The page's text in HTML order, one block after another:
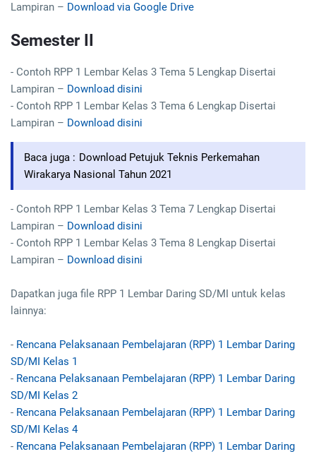
Lampiran – Download via Google Drive
Semester II
- Contoh RPP 1 Lembar Kelas 3 Tema 5 Lengkap Disertai
Lampiran – Download disini
- Contoh RPP 1 Lembar Kelas 3 Tema 6 Lengkap Disertai
Lampiran – Download disini
Baca juga : Download Petujuk Teknis Perkemahan
Wirakarya Nasional Tahun 2021
- Contoh RPP 1 Lembar Kelas 3 Tema 7 Lengkap Disertai
Lampiran – Download disini
- Contoh RPP 1 Lembar Kelas 3 Tema 8 Lengkap Disertai
Lampiran – Download disini
Dapatkan juga file RPP 1 Lembar Daring SD/MI untuk kelas
lainnya:
- Rencana Pelaksanaan Pembelajaran (RPP) 1 Lembar Daring
SD/MI Kelas 1
- Rencana Pelaksanaan Pembelajaran (RPP) 1 Lembar Daring
SD/MI Kelas 2
- Rencana Pelaksanaan Pembelajaran (RPP) 1 Lembar Daring
SD/MI Kelas 4
- Rencana Pelaksanaan Pembelajaran (RPP) 1 Lembar Daring